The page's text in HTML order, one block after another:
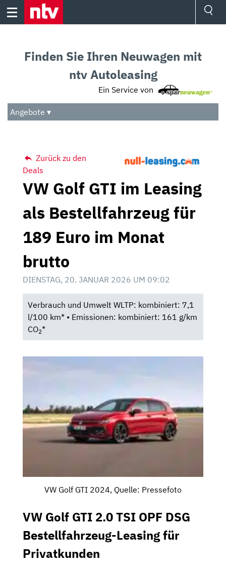
Skip
Audio
Das Beste
Finden Sie Ihren Neuwagen mit
ntv Autoleasing
Ein Service von
Angebote ▾
Zurück zu den
Deals
VW Golf GTI im Leasing
als Bestellfahrzeug für
189 Euro im Monat
brutto
DIENSTAG, 20. JANUAR 2026 UM 09:02
Verbrauch und Umwelt WLTP: kombiniert: 7,1
l/100 km* • Emissionen: kombiniert: 161 g/km
CO2*
VW Golf GTI 2024, Quelle: Pressefoto
VW Golf GTI 2.0 TSI OPF DSG
Bestellfahrzeug-Leasing für
Privatkunden